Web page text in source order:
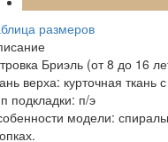
размеров
Бриэль (от 8 до
верха: курточная ткань
подкладки: п/э
модели: